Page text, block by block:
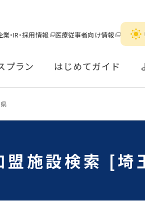
業・IR・採用情報 医療従事者向け情報
プラン はじめてガイド
盟施設検索 [埼